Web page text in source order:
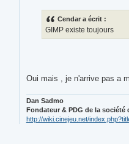
Cendar a écrit :
GIMP existe toujours
Oui mais , je n'arrive pas a
Dan Sadmo
Fondateur & PDG de la société
http://wiki.cinejeu.net/